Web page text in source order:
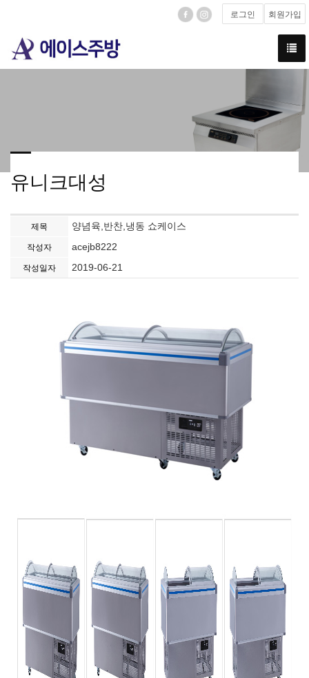
로그인 회원가입
유니크대성
제목 양념육,반찬,냉동 쇼케이스
작성자 acejb8222
작성일자 2019-06-21